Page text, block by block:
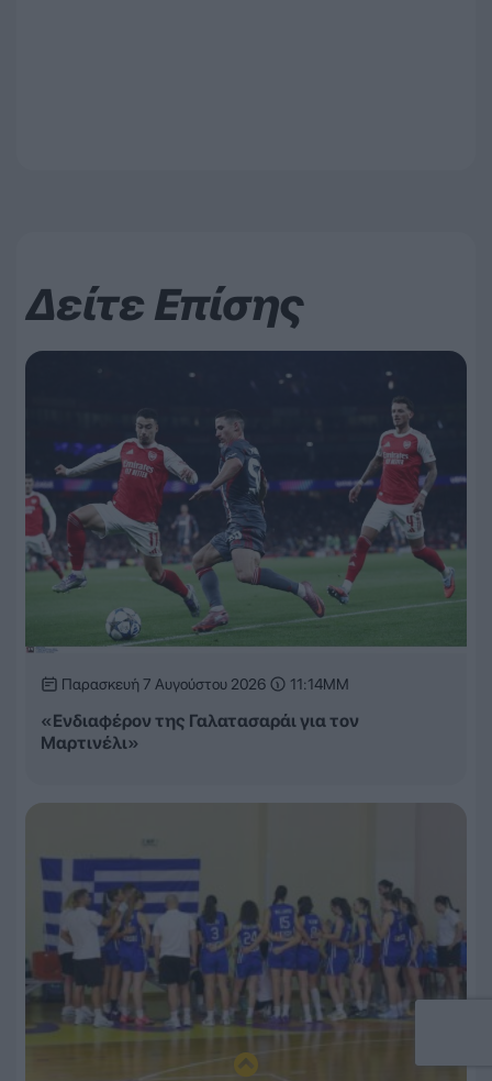
Δείτε Επίσης
Παρασκευή 7 Αυγούστου 2026 11:14ΜΜ
«Ενδιαφέρον της Γαλατασαράι για τον
Μαρτινέλι»